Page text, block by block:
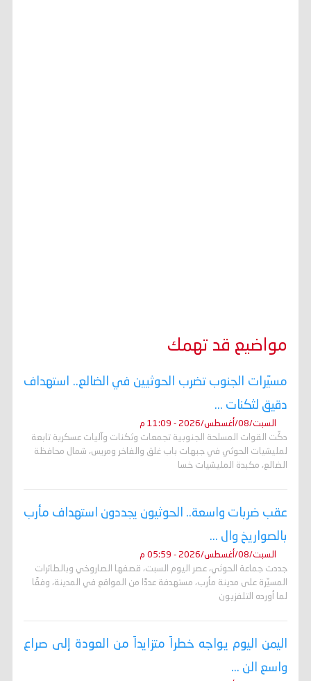
مواضيع قد تهمك
مسيّرات الجنوب تضرب الحوثيين في الضالع.. استهداف
دقيق لثكنات ...
السبت/08/أغسطس/2026 - 11:09 م
دكّت القوات المسلحة الجنوبية تجمعات وثكنات وآليات عسكرية تابعة
لمليشيات الحوثي في جبهات باب غلق والفاخر ومريس، شمال محافظة
الضالع، مكبدة المليشيات خسا
عقب ضربات واسعة.. الحوثيون يجددون استهداف مأرب
بالصواريخ وال ...
السبت/08/أغسطس/2026 - 05:59 م
جددت جماعة الحوثي، عصر اليوم السبت، قصفها الصاروخي وبالطائرات
المسيّرة على مدينة مأرب، مستهدفة عددًا من المواقع في المدينة، وفقًا
لما أورده التلفزيون
اليمن اليوم يواجه خطراً متزايداً من العودة إلى صراع
واسع الن ...